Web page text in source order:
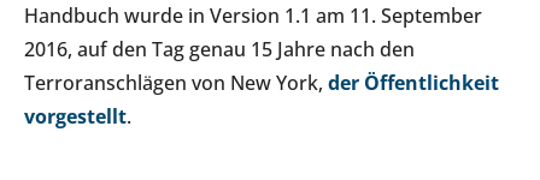
Handbuch wurde in Version 1.1 am 11. September
2016, auf den Tag genau 15 Jahre nach den
Terroranschlägen von New York, der Öffentlichkeit
vorgestellt.